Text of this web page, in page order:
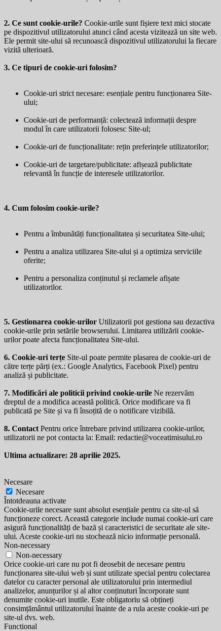
2. Ce sunt cookie-urile? Cookie-urile sunt fișiere text mici stocate
pe dispozitivul utilizatorului atunci când acesta vizitează un site web.
Ele permit site-ului să recunoască dispozitivul utilizatorului la fiecare
vizită ulterioară.
3. Ce tipuri de cookie-uri folosim?
Cookie-uri strict necesare: esențiale pentru funcționarea Site-
ului;
Cookie-uri de performanță: colectează informații despre
modul în care utilizatorii folosesc Site-ul;
Cookie-uri de funcționalitate: rețin preferințele utilizatorilor;
Cookie-uri de targetare/publicitate: afișează publicitate
relevantă în funcție de interesele utilizatorilor.
4. Cum folosim cookie-urile?
Pentru a îmbunătăți funcționalitatea și securitatea Site-ului;
Pentru a analiza utilizarea Site-ului și a optimiza serviciile
oferite;
Pentru a personaliza conținutul și reclamele afișate
utilizatorilor.
5. Gestionarea cookie-urilor Utilizatorii pot gestiona sau dezactiva
cookie-urile prin setările browserului. Limitarea utilizării cookie-
urilor poate afecta funcționalitatea Site-ului.
6. Cookie-uri terțe Site-ul poate permite plasarea de cookie-uri de
către terțe părți (ex.: Google Analytics, Facebook Pixel) pentru
analiză și publicitate.
7. Modificări ale politicii privind cookie-urile Ne rezervăm
dreptul de a modifica această politică. Orice modificare va fi
publicată pe Site și va fi însoțită de o notificare vizibilă.
8. Contact Pentru orice întrebare privind utilizarea cookie-urilor,
utilizatorii ne pot contacta la: Email: redactie@voceatimisului.ro
Ultima actualizare: 28 aprilie 2025.
Necesare
Necesare
Întotdeauna activate
Cookie-urile necesare sunt absolut esențiale pentru ca site-ul să
funcționeze corect. Această categorie include numai cookie-uri care
asigură funcționalități de bază și caracteristici de securitate ale site-
ului. Aceste cookie-uri nu stochează nicio informație personală.
Non-necessary
Non-necessary
Orice cookie-uri care nu pot fi deosebit de necesare pentru
funcționarea site-ului web și sunt utilizate special pentru colectarea
datelor cu caracter personal ale utilizatorului prin intermediul
analizelor, anunțurilor și al altor conținuturi încorporate sunt
denumite cookie-uri inutile. Este obligatoriu să obțineți
consimțământul utilizatorului înainte de a rula aceste cookie-uri pe
site-ul dvs. web.
Functional